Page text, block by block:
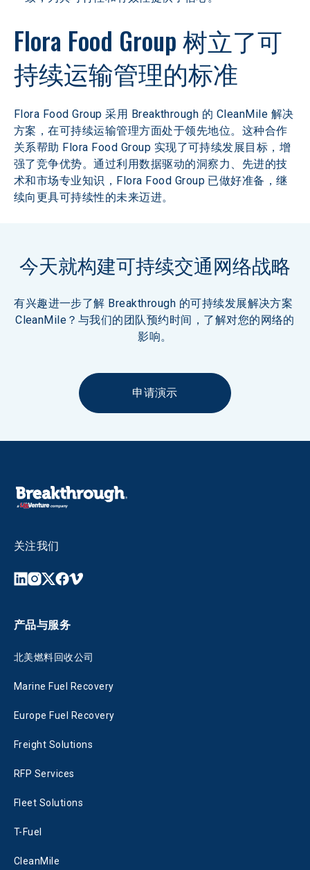
Flora Food Group 树立了可
持续运输管理的标准
Flora Food Group 采用 Breakthrough 的 CleanMile 解决
方案，在可持续运输管理方面处于领先地位。这种合作
关系帮助 Flora Food Group 实现了可持续发展目标，增
强了竞争优势。通过利用数据驱动的洞察力、先进的技
术和市场专业知识，Flora Food Group 已做好准备，继
续向更具可持续性的未来迈进。
今天就构建可持续交通网络战略
有兴趣进一步了解 Breakthrough 的可持续发展解决方案
CleanMile？与我们的团队预约时间，了解对您的网络的
影响。
申请演示
关注我们
产品与服务
北美燃料回收公司
Marine Fuel Recovery
Europe Fuel Recovery
Freight Solutions
RFP Services
Fleet Solutions
T-Fuel
CleanMile